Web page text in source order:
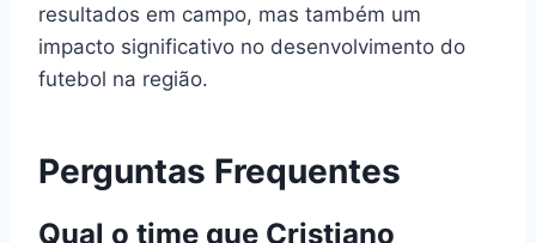
resultados em campo, mas também um
impacto significativo no desenvolvimento do
futebol na região.
Perguntas Frequentes
Qual o time que Cristiano